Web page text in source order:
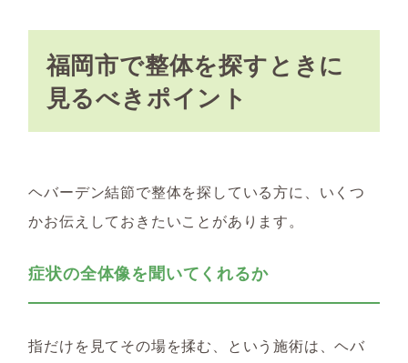
福岡市で整体を探すときに
見るべきポイント
ヘバーデン結節で整体を探している方に、いくつ
かお伝えしておきたいことがあります。
症状の全体像を聞いてくれるか
指だけを見てその場を揉む、という施術は、ヘバ